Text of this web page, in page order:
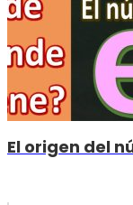
El origen del